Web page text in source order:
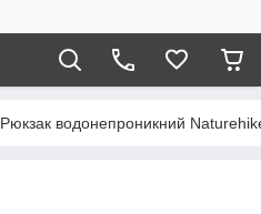
Рюкзак водонепроникний